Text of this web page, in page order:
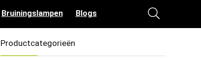
Bruiningslampen Blogs
Productcategorieën